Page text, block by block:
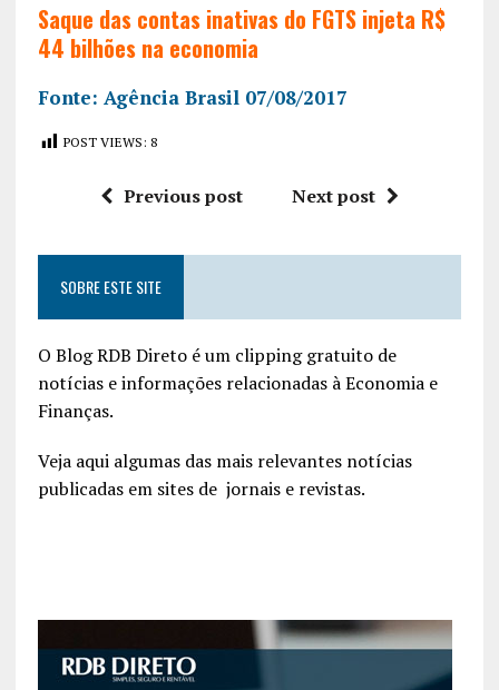
Saque das contas inativas do FGTS injeta R$
44 bilhões na economia
Fonte: Agência Brasil 07/08/2017
POST VIEWS: 8
Previous post Next post
SOBRE ESTE SITE
O Blog RDB Direto é um clipping gratuito de
notícias e informações relacionadas à Economia e
Finanças.
Veja aqui algumas das mais relevantes notícias
publicadas em sites de jornais e revistas.